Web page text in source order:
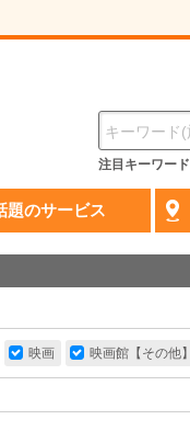
注目キーワード
題のサービス
映画 映画館【その他】